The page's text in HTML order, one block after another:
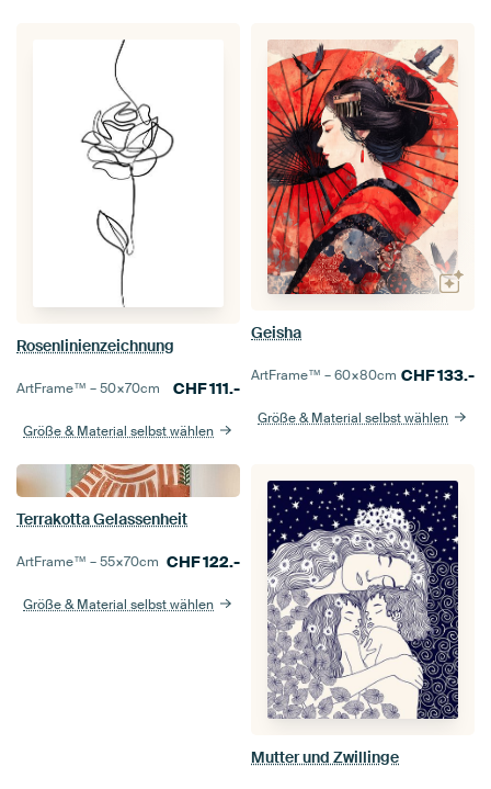
Rosenlinienzeichnung
ArtFrame™ –50×70cm CHF111.-
Größe & Material selbst wählen
Geisha
ArtFrame™ –60×80cm CHF133.-
Größe & Material selbst wählen
Terrakotta Gelassenheit
ArtFrame™ –55×70cm CHF122.-
Größe & Material selbst wählen
Mutter und Zwillinge